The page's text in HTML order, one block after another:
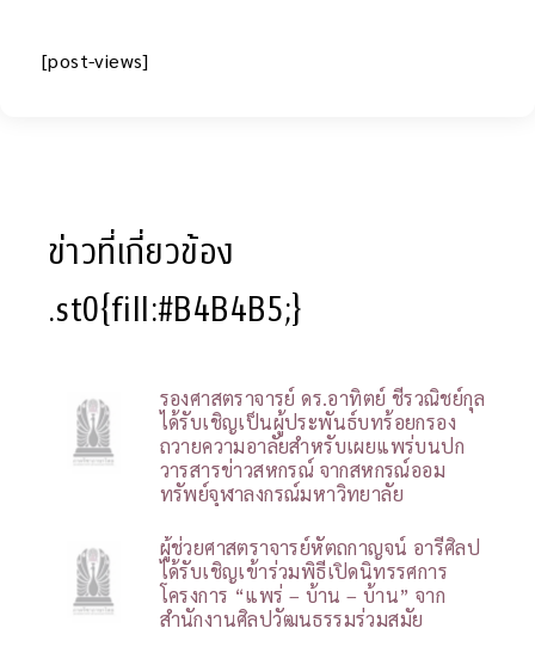
[post-views]
ข่าวที่เกี่ยวข้อง
.st0{fill:#B4B4B5;}
รองศาสตราจารย์ ดร.อาทิตย์ ชีรวณิชย์กุล
ได้รับเชิญเป็นผู้ประพันธ์บทร้อยกรอง
ถวายความอาลัยสำหรับเผยแพร่บนปก
วารสารข่าวสหกรณ์ จากสหกรณ์ออม
ทรัพย์จุฬาลงกรณ์มหาวิทยาลัย
ผู้ช่วยศาสตราจารย์หัตถกาญจน์ อารีศิลป
ได้รับเชิญเข้าร่วมพิธีเปิดนิทรรศการ
โครงการ “แพร่ – บ้าน – บ้าน” จาก
สำนักงานศิลปวัฒนธรรมร่วมสมัย